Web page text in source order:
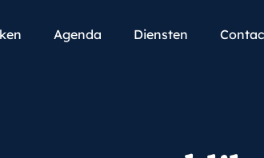
Agenda Diensten